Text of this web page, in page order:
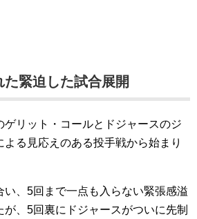
緊迫した試合展開
ゲリット・コールとドジャースのジ
よる見応えのある投手戦から始まり
い、5回まで一点も入らない緊張感溢
、5回裏にドジャースがついに先制